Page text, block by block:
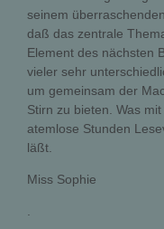
seinem
daß das zentrale
Element des nächsten
vieler sehr
um gemeinsam der
Stirn zu bieten. Was
atemlose Stunden
läßt.
Miss Sophie